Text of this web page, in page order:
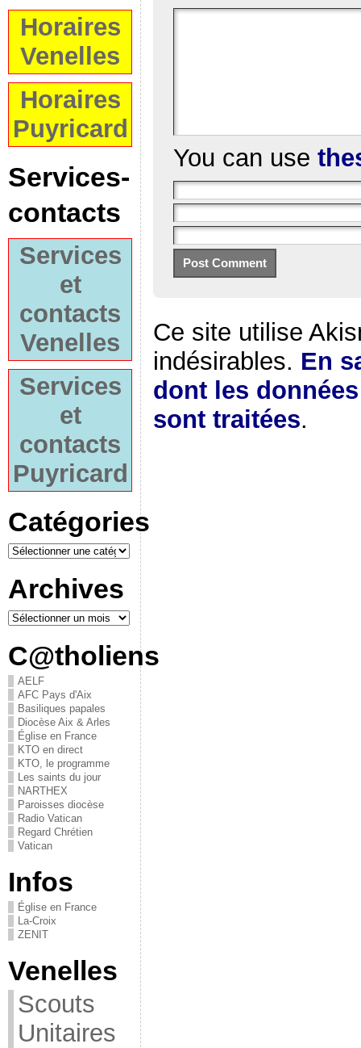
Horaires
Venelles
Horaires
Puyricard
Services-
contacts
Services
et
contacts
Venelles
Services
et
contacts
Puyricard
Catégories
Archives
C@tholiens
AELF
AFC Pays d'Aix
Basiliques papales
Diocèse Aix & Arles
Église en France
KTO en direct
KTO, le programme
Les saints du jour
NARTHEX
Paroisses diocèse
Radio Vatican
Regard Chrétien
Vatican
Infos
Église en France
La-Croix
ZENIT
Venelles
Scouts
Unitaires
You can use
Ce site utilise
indésirables. En
dont les
sont traitées.